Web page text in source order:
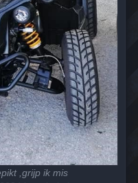
,grijp ik mis